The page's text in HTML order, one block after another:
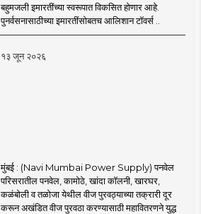
बहुमजली इमारतींच्या स्वरूपात विकसित होणार आहे.
पुनर्वसनासाठीच्या इमारतींसोबतच आलिशान टॉवर्स ..
१३ जून २०२६
मुंबई : (Navi Mumbai Power Supply) पनवेल
परिसरातील पनवेल, कामोठे, खांदा कॉलनी, खारघर,
कळंबोली व तळोजा येथील वीज पुरवठ्याच्या तक्रारी दूर
करून अखंडित वीज पुरवठा करण्यासाठी महावितरणने युद्ध